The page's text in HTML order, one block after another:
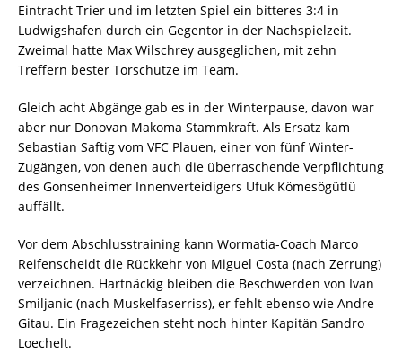
Eintracht Trier und im letzten Spiel ein bitteres 3:4 in
Ludwigshafen durch ein Gegentor in der Nachspielzeit.
Zweimal hatte Max Wilschrey ausgeglichen, mit zehn
Treffern bester Torschütze im Team.
Gleich acht Abgänge gab es in der Winterpause, davon war
aber nur Donovan Makoma Stammkraft. Als Ersatz kam
Sebastian Saftig vom VFC Plauen, einer von fünf Winter-
Zugängen, von denen auch die überraschende Verpflichtung
des Gonsenheimer Innenverteidigers Ufuk Kömesögütlü
auffällt.
Vor dem Abschlusstraining kann Wormatia-Coach Marco
Reifenscheidt die Rückkehr von Miguel Costa (nach Zerrung)
verzeichnen. Hartnäckig bleiben die Beschwerden von Ivan
Smiljanic (nach Muskelfaserriss), er fehlt ebenso wie Andre
Gitau. Ein Fragezeichen steht noch hinter Kapitän Sandro
Loechelt.